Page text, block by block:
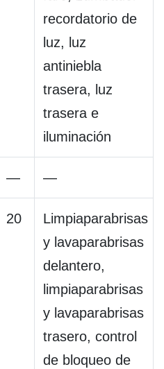
recordatorio de
luz, luz
antiniebla
trasera, luz
trasera e
iluminación
— —
20
Limpiaparabrisas
y lavaparabrisas
delantero,
limpiaparabrisas
y lavaparabrisas
trasero, control
de bloqueo de